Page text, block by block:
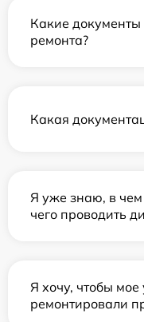
Какие
ремонта?
Какая
Я уже знаю, в
чего проводить
Я хочу, чтобы мое
ремонтировали